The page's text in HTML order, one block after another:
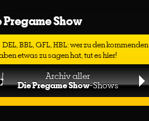
Show
DEL, BBL, GFL, HBL: wer zu den kommenden
etwas zu sagen hat, tut es hier!
Archiv aller
Die Pregame Show-Shows